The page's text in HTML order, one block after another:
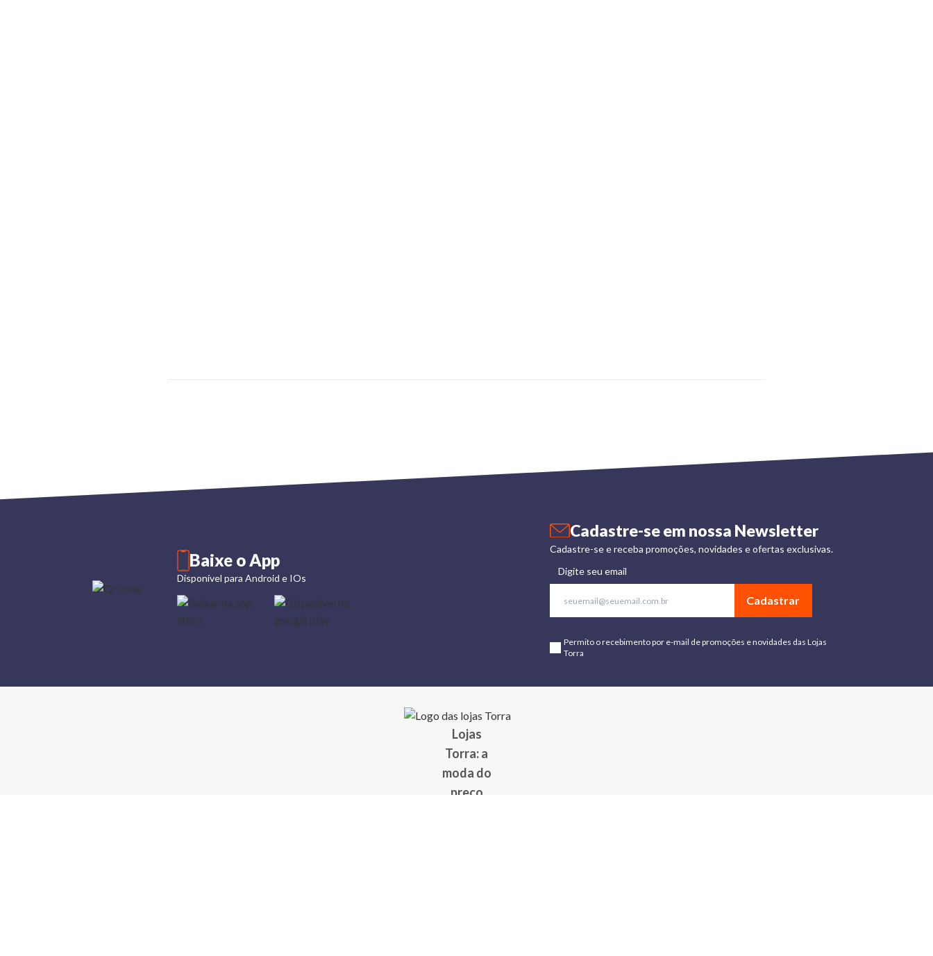
Cadastre-se em nossa Newsletter
Cadastre-se e receba promoções, novidades e ofertas exclusivas.
Digite seu email
Cadastrar
Permito o recebimento por e-mail de promoções e novidades das Lojas
Torra
Baixe o App
Disponível para Android e IOs
Lojas
Torra: a
moda do
preço